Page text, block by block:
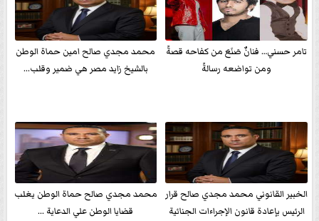
تامر حسني… فنانٌ صَنَعَ من كفاحه قصةً
ومن تواضعه رسالةً
محمد مجدي صالح امين حماة الوطن
بالشيخ زايد مصر هي ضمير وقلب...
الخبير القانوني محمد مجدي صالح قرار
الرئيس بإعادة قانون الإجراءات الجنائية
محمد مجدي صالح حماة الوطن يغلب
قضايا الوطن علي الدعاية ...